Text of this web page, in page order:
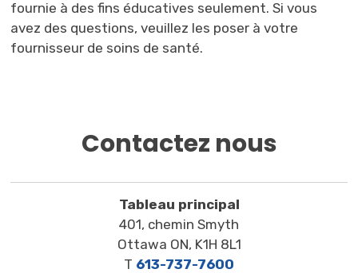
fournie à des fins éducatives seulement. Si vous
avez des questions, veuillez les poser à votre
fournisseur de soins de santé.
Contactez nous
Tableau principal
401, chemin Smyth
Ottawa ON, K1H 8L1
T 613-737-7600